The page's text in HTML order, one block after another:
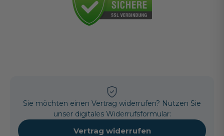
Sie möchten einen Vertrag widerrufen? Nutzen Sie
unser digitales Widerrufsformular:
Vertrag widerrufen